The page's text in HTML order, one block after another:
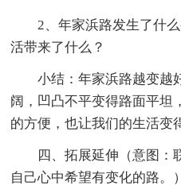
2、年家浜路发生了什
活带来了什么？
小结：年家浜路越变越
阔，凹凸不平变得路面平坦
的方便，也让我们的生活变
四、拓展延伸（意图：
自己心中希望有变化的路。）